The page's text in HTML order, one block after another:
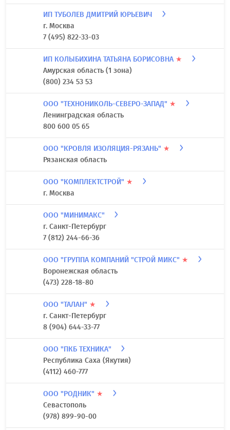
ИП ТУБОЛЕВ ДМИТРИЙ ЮРЬЕВИЧ
г. Москва
7 (495) 822-33-03
ИП КОЛЫБИХИНА ТАТЬЯНА БОРИСОВНА ★
Амурская область (1 зона)
(800) 234 53 53
ООО "ТЕХНОНИКОЛЬ-СЕВЕРО-ЗАПАД" ★
Ленинградская область
800 600 05 65
ООО "КРОВЛЯ ИЗОЛЯЦИЯ-РЯЗАНЬ" ★
Рязанская область
ООО "КОМПЛЕКТСТРОЙ" ★
г. Москва
ООО "МИНИМАКС"
г. Санкт-Петербург
7 (812) 244-66-36
ООО "ГРУППА КОМПАНИЙ "СТРОЙ МИКС" ★
Воронежская область
(473) 228-18-80
ООО "ТАЛАН" ★
г. Санкт-Петербург
8 (904) 644-33-77
ООО "ПКБ ТЕХНИКА"
Республика Саха (Якутия)
(4112) 460-777
ООО "РОДНИК" ★
Севастополь
(978) 899-90-00